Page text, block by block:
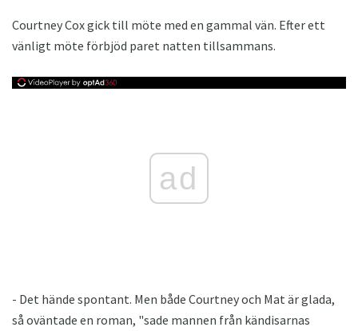
Courtney Cox gick till möte med en gammal vän. Efter ett
vänligt möte förbjöd paret natten tillsammans.
ad
- Det hände spontant. Men både Courtney och Mat är glada,
så oväntade en roman, "sade mannen från kändisarnas